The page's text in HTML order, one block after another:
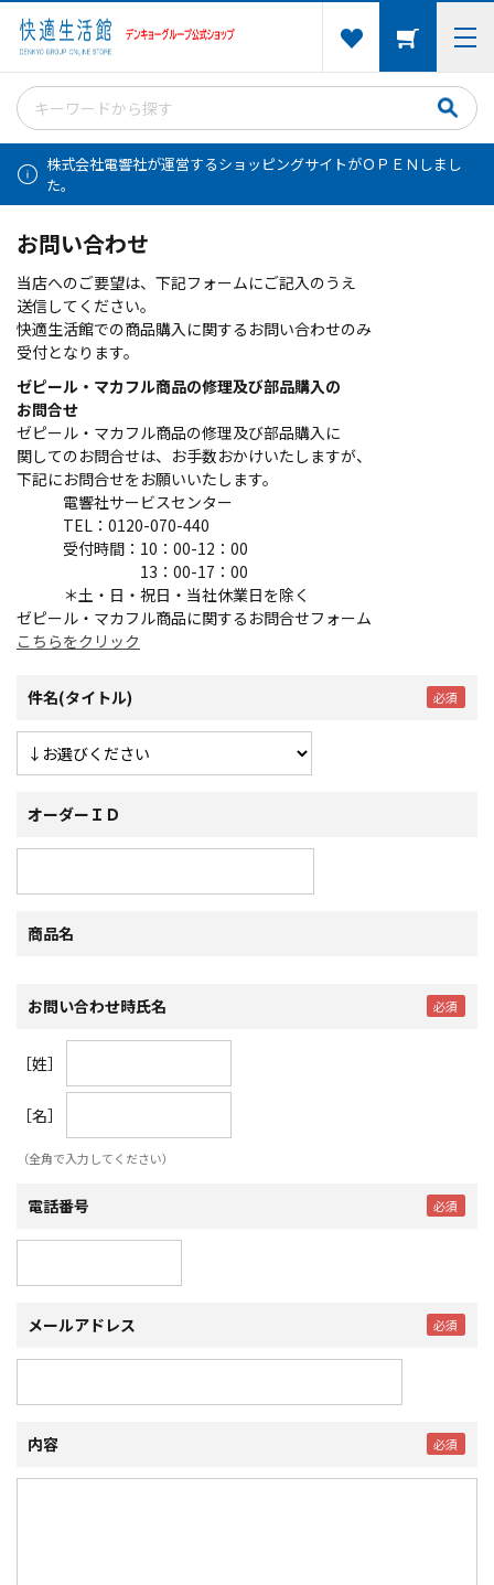
株式会社電響社が運営するショッピングサイトがＯＰＥＮしまし
た。
お問い合わせ
当店へのご要望は、下記フォームにご記入のうえ
送信してください。
快適生活館での商品購入に関するお問い合わせのみ
受付となります。
ゼピール・マカフル商品の修理及び部品購入の
お問合せ
ゼピール・マカフル商品の修理及び部品購入に
関してのお問合せは、お手数おかけいたしますが、
下記にお問合せをお願いいたします。
電響社サービスセンター
TEL：0120-070-440
受付時間：10：00-12：00
13：00-17：00
＊土・日・祝日・当社休業日を除く
ゼピール・マカフル商品に関するお問合せフォーム
こちらをクリック
件名(タイトル)
オーダーＩＤ
商品名
お問い合わせ時氏名
［姓］
［名］
（全角で入力してください）
電話番号
メールアドレス
内容